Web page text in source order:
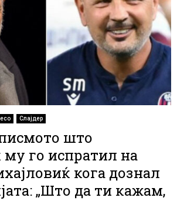
Слајдер
што
го испратил на
кога дознал
„Што да ти кажам,